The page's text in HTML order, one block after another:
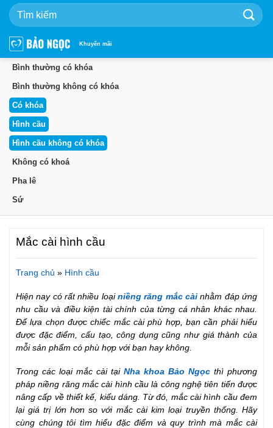
qua
dung
Khuyến mãi
Bình thường có khóa
Bình thường không có khóa
Có khóa
Hình cầu
Hình cầu không có khóa
Không có khoá
Pha lê
Sứ
Mắc cài hình cầu
Trang chủ » Hình cầu
Hiện nay có rất nhiều loại niềng răng mắc cài nhằm đáp ứng
nhu cầu và điều kiện tài chính của từng cá nhân khác nhau.
Để lựa chọn được chiếc mắc cài phù hợp, bạn cần phải hiểu
được đặc điểm, cấu tạo, công dụng cũng như giá thành của
mỗi sản phẩm có phù hợp với bạn hay không.
Trong các loại mắc cài tại Nha khoa Bảo Ngọc thì phương
pháp niềng răng mắc cài hình cầu là công nghệ tiên tiến được
nâng cấp về thiết kế, kiểu dáng. Từ đó, mắc cài hình cầu đem
lại giá trị lớn hơn so với mắc cài kim loại truyền thống. Hãy
cùng chúng tôi tìm hiểu đặc điểm và quy trình mà mắc cài